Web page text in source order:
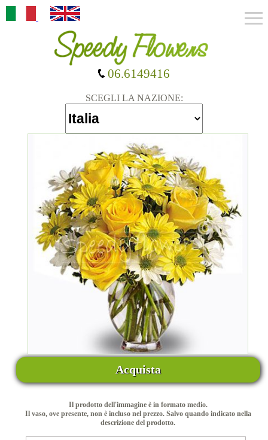
SCEGLI LA NAZIONE:
06.6149416
Acquista
Il prodotto dell'immagine è in formato medio.
Il vaso, ove presente, non è incluso nel prezzo. Salvo quando indicato nella
descrizione del prodotto.